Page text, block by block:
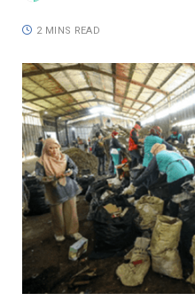
2 MINS READ